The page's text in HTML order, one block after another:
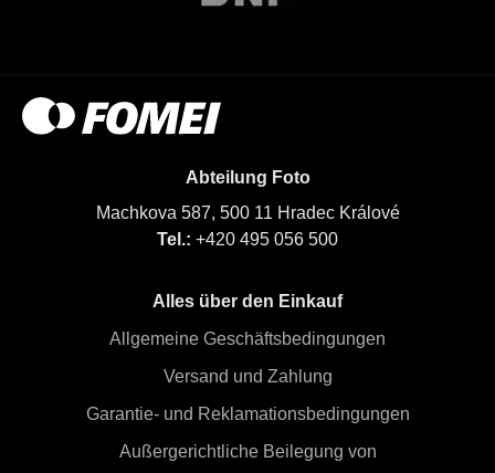
Abteilung Foto
Machkova 587, 500 11 Hradec Králové
Tel.: +420 495 056 500
Alles über den Einkauf
Allgemeine Geschäftsbedingungen
Versand und Zahlung
Garantie- und Reklamationsbedingungen
Außergerichtliche Beilegung von